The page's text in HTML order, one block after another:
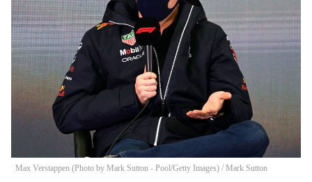
Max Verstappen (Photo by Mark Sutton - Pool/Getty Images) / Mark Sutton